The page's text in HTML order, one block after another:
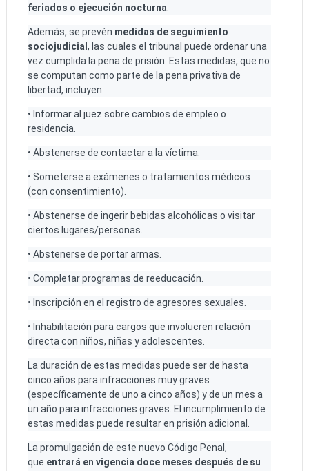
feriados o ejecución nocturna.
Además, se prevén medidas de seguimiento
sociojudicial , las cuales el tribunal puede ordenar una
vez cumplida la pena de prisión. Estas medidas, que no
se computan como parte de la pena privativa de
libertad, incluyen:
• Informar al juez sobre cambios de empleo o
residencia.
• Abstenerse de contactar a la víctima.
• Someterse a exámenes o tratamientos médicos
(con consentimiento).
• Abstenerse de ingerir bebidas alcohólicas o visitar
ciertos lugares/personas.
• Abstenerse de portar armas.
• Completar programas de reeducación.
• Inscripción en el registro de agresores sexuales.
• Inhabilitación para cargos que involucren relación
directa con niños, niñas y adolescentes.
La duración de estas medidas puede ser de hasta
cinco años para infracciones muy graves
(específicamente de uno a cinco años) y de un mes a
un año para infracciones graves. El incumplimiento de
estas medidas puede resultar en prisión adicional.
La promulgación de este nuevo Código Penal,
que entrará en vigencia doce meses después de su